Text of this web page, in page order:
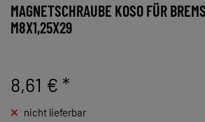
MAGNETSCHRAUBE KOSO FÜR
M8X1,25X29
8,61 € *
nicht lieferbar